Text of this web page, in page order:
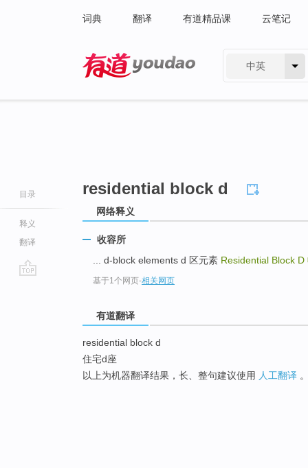
词典 翻译 有道精品课 云笔记
中英
目录
释义
翻译
residential block d
网络释义
收容所
... d-block elements d 区元素 Residential Block D
基于1个网页-相关网页
有道翻译
residential block d
住宅d座
以上为机器翻译结果，长、整句建议使用 人工翻译